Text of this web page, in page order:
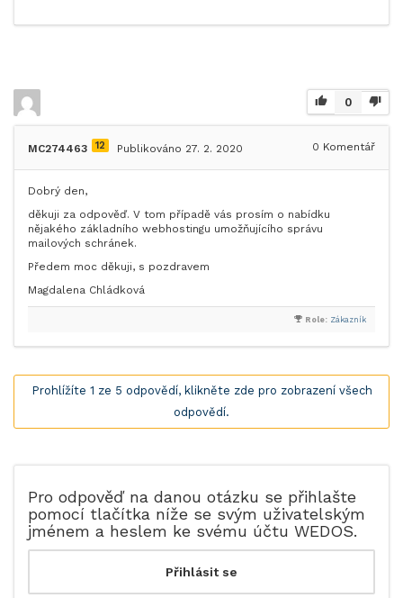
0
MC274463 12 Publikováno 27. 2. 2020 0 Komentář
Dobrý den,
děkuji za odpověď. V tom případě vás prosím o nabídku
nějakého základního webhostingu umožňujícího správu
mailových schránek.
Předem moc děkuji, s pozdravem
Magdalena Chládková
Role: Zákazník
Prohlížíte 1 ze 5 odpovědí, klikněte zde pro zobrazení všech
odpovědí.
Pro odpověď na danou otázku se přihlašte
pomocí tlačítka níže se svým uživatelským
jménem a heslem ke svému účtu WEDOS.